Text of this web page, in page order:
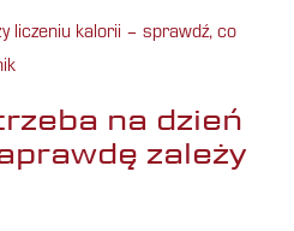
liczeniu kalorii – sprawdź, co
na dzień
zależy